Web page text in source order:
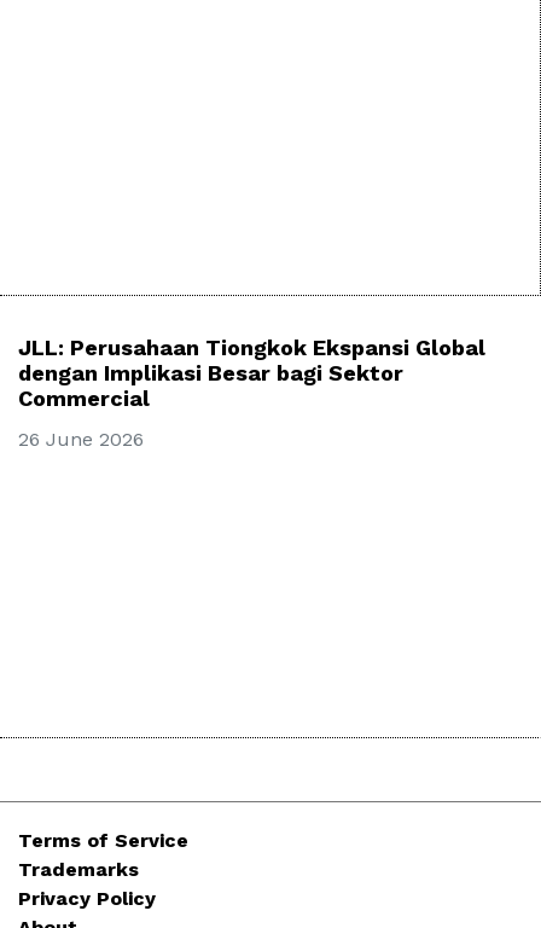
JLL: Perusahaan Tiongkok Ekspansi Global
dengan Implikasi Besar bagi Sektor
Commercial
26 June 2026
Terms of Service
Trademarks
Privacy Policy